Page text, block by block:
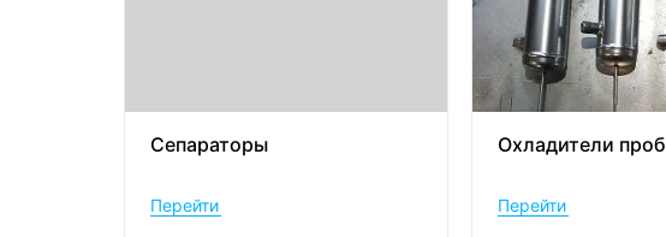
Сепараторы
Перейти
Охладители проб
Перейти